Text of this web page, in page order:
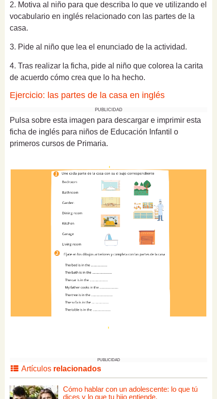
2. Motiva al niño para que describa lo que ve utilizando el
vocabulario en inglés relacionado con las partes de la
casa.
3. Pide al niño que lea el enunciado de la actividad.
4. Tras realizar la ficha, pide al niño que colorea la carita
de acuerdo cómo crea que lo ha hecho.
Ejercicio: las partes de la casa en inglés
PUBLICIDAD
Pulsa sobre esta imagen para descargar e imprimir esta
ficha de inglés para niños de Educación Infantil o
primeros cursos de Primaria.
PUBLICIDAD
Artículos relacionados
Cómo hablar con un adolescente: lo que tú
dices y lo que tu hijo entiende.